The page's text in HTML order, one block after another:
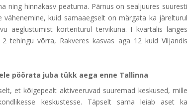
ning hinnakasv peatuma. Pärnus on sealjuures suuresti
kuid samaaegselt on märgata ka järelturul
aeglustumist korteriturul tervikuna. I kvartalis langes
tehingu võrra, Rakveres kasvas aga 12 kuid Viljandis
pöörata juba tükk aega enne Tallinna
et kõigepealt aktiveeruvad suuremad keskused, mille
keskustesse. Täpselt sama leiab aset ka